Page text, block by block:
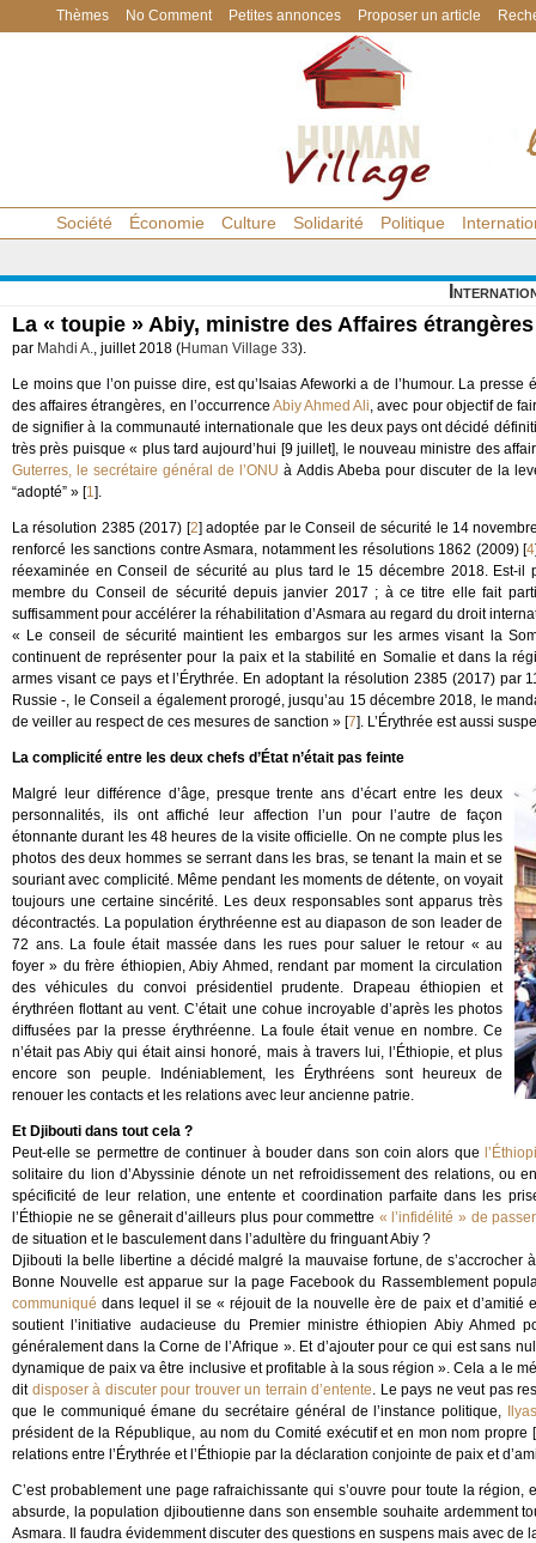
Thèmes No Comment Petites annonces Proposer un article
Société Économie Culture Solidarité Politique
La « toupie » Abiy, ministre des Affaires étrangères
par Mahdi A., juillet 2018 (Human Village 33).
Le moins que l’on puisse dire, est qu’Isaias Afeworki a de l’humour. La
des affaires étrangères, en l’occurrence Abiy Ahmed Ali, avec pour objectif de
de signifier à la communauté internationale que les deux pays ont décidé
très près puisque « plus tard aujourd’hui [9 juillet], le nouveau ministre des
Guterres, le secrétaire général de l’ONU à Addis Abeba pour discuter de la
“adopté” » [1].
La résolution 2385 (2017) [2] adoptée par le Conseil de sécurité le 14
renforcé les sanctions contre Asmara, notamment les résolutions 1862 (2009)[4
réexaminée en Conseil de sécurité au plus tard le 15 décembre 2018. Est-il
membre du Conseil de sécurité depuis janvier 2017 ; à ce titre elle fait
suffisamment pour accélérer la réhabilitation d’Asmara au regard du droit
« Le conseil de sécurité maintient les embargos sur les armes visant la
continuent de représenter pour la paix et la stabilité en Somalie et dans la
armes visant ce pays et l’Érythrée. En adoptant la résolution 2385 (2017)
Russie -, le Conseil a également prorogé, jusqu’au 15 décembre 2018, le
de veiller au respect de ces mesures de sanction » [7]. L’Érythrée est aussi
La complicité entre les deux chefs d’État n’était pas feinte
Malgré leur différence d’âge, presque trente ans d’écart entre les deux
personnalités, ils ont affiché leur affection l’un pour l’autre de façon
étonnante durant les 48 heures de la visite officielle. On ne compte plus les
photos des deux hommes se serrant dans les bras, se tenant la main et se
souriant avec complicité. Même pendant les moments de détente, on voyait
toujours une certaine sincérité. Les deux responsables sont apparus très
décontractés. La population érythréenne est au diapason de son leader de
72 ans. La foule était massée dans les rues pour saluer le retour « au
foyer » du frère éthiopien, Abiy Ahmed, rendant par moment la circulation
des véhicules du convoi présidentiel prudente. Drapeau éthiopien et
érythréen flottant au vent. C’était une cohue incroyable d’après les photos
diffusées par la presse érythréenne. La foule était venue en nombre. Ce
n’était pas Abiy qui était ainsi honoré, mais à travers lui, l’Éthiopie, et plus
encore son peuple. Indéniablement, les Érythréens sont heureux de
renouer les contacts et les relations avec leur ancienne patrie.
Et Djibouti dans tout cela ?
Peut-elle se permettre de continuer à bouder dans son coin alors que
solitaire du lion d’Abyssinie dénote un net refroidissement des relations, ou
spécificité de leur relation, une entente et coordination parfaite dans les
l’Éthiopie ne se gênerait d’ailleurs plus pour commettre « l’infidélité » de
de situation et le basculement dans l’adultère du fringuant Abiy ?
Djibouti la belle libertine a décidé malgré la mauvaise fortune, de
Bonne Nouvelle est apparue sur la page Facebook du Rassemblement
communiqué dans lequel il se « réjouit de la nouvelle ère de paix et d’amitié
soutient l’initiative audacieuse du Premier ministre éthiopien Abiy
généralement dans la Corne de l’Afrique ». Et d’ajouter pour ce qui est sans
dynamique de paix va être inclusive et profitable à la sous région ». Cela a le
dit disposer à discuter pour trouver un terrain d’entente. Le pays ne veut pas
que le communiqué émane du secrétaire général de l’instance politique,
président de la République, au nom du Comité exécutif et en mon nom
relations entre l’Érythrée et l’Éthiopie par la déclaration conjointe de paix et
C’est probablement une page rafraichissante qui s’ouvre pour toute la
absurde, la population djiboutienne dans son ensemble souhaite ardemment
Asmara. Il faudra évidemment discuter des questions en suspens mais avec de